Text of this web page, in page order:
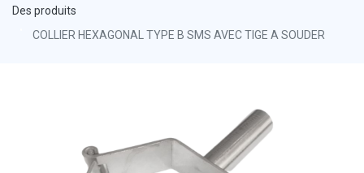
Des produits
COLLIER HEXAGONAL TYPE B SMS AVEC TIGE A SOUDER